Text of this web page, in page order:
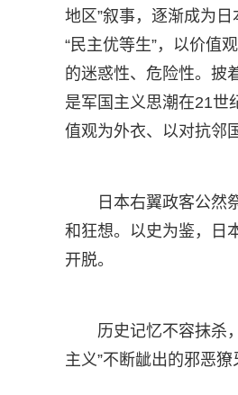
地区”叙事，逐渐成为
“民主优等生”，以价值
的迷惑性、危险性。披
是军国主义思潮在21世
值观为外衣、以对抗邻
日本右翼政客公然
和狂想。以史为鉴，日
开脱。
历史记忆不容抹杀
主义”不断龇出的邪恶